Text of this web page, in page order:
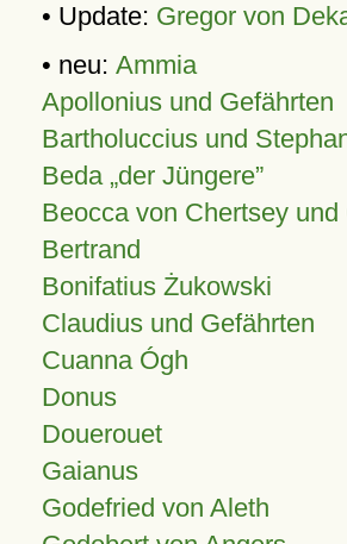
• Update: Gregor von
• neu: Ammia
Apollonius und Gefährten
Bartholuccius und
Beda „der Jüngere”
Beocca von Chertsey und
Bertrand
Bonifatius Żukowski
Claudius und Gefährten
Cuanna Ógh
Donus
Douerouet
Gaianus
Godefried von Aleth